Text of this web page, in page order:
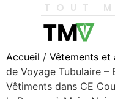
TOUT
Accueil / Vêtements et
de Voyage Tubulaire –
Vêtiments dans CE